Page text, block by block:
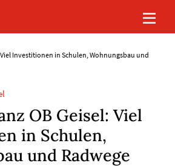
Investitionen in Schulen, Wohnungsbau und
OB Geisel: Viel
in Schulen,
und Radwege